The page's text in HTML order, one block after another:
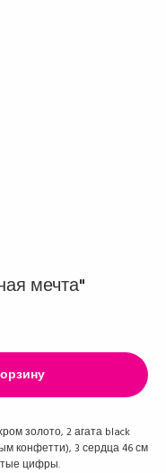
мечта"
золото, 2 агата black
конфетти), 3 сердца 46 см
цифры.